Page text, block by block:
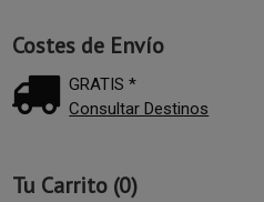
Costes de Envío
GRATIS *
Consultar Destinos
Tu Carrito (0)